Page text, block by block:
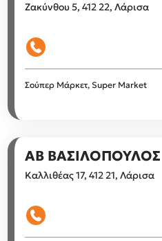
Ζακύνθου 5, 412 22, Λάρισα
Σούπερ Μάρκετ, Super Market
ΑΒ ΒΑΣΙΛΟΠΟΥΛΟΣ
Καλλιθέας 17, 412 21, Λάρισα